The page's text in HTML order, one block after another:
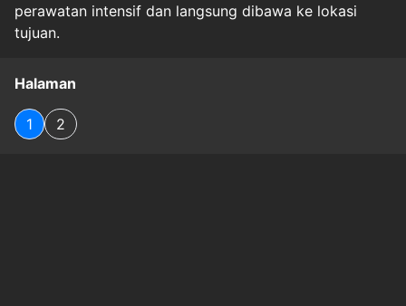
perawatan intensif dan langsung dibawa ke lokasi
tujuan.
Halaman
1 2